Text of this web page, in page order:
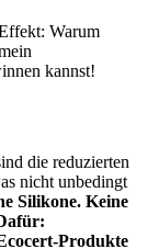
die reduzierten
nicht unbedingt
Silikone. Keine
Produkte